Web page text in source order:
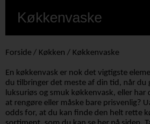
Køkkenvaske
Forside/ Køkken / Køkkenvaske
En køkkenvask er nok det vigtigste
du tilbringer det meste af din tid, når du
luksuriøs og smuk køkkenvask, eller har
at rengøre eller måske bare prisvenlig?
odds for, at du kan finde den helt rette